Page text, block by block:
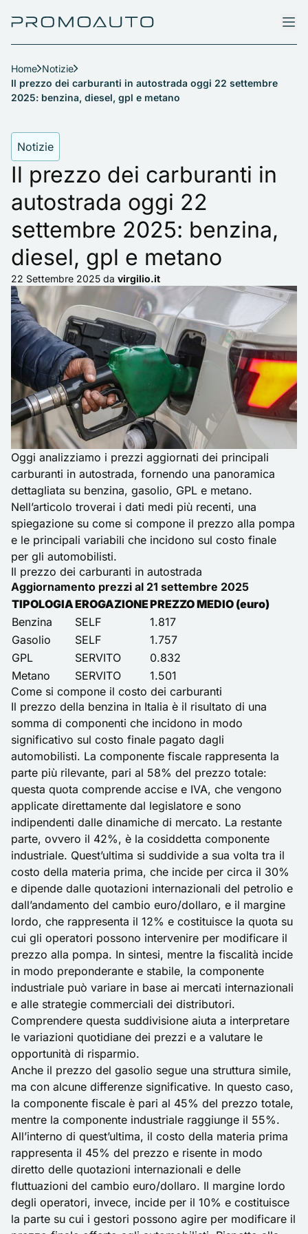
Home Notizie
Il prezzo dei carburanti in autostrada oggi 22 settembre
2025: benzina, diesel, gpl e metano
Notizie
Il prezzo dei carburanti in
autostrada oggi 22
settembre 2025: benzina,
diesel, gpl e metano
22 Settembre 2025 da virgilio.it
Oggi analizziamo i prezzi aggiornati dei principali
carburanti in autostrada, fornendo una panoramica
dettagliata su benzina, gasolio, GPL e metano.
Nell’articolo troverai i dati medi più recenti, una
spiegazione su come si compone il prezzo alla pompa
e le principali variabili che incidono sul costo finale
per gli automobilisti.
Il prezzo dei carburanti in autostrada
Aggiornamento prezzi al 21 settembre 2025
TIPOLOGIAEROGAZIONEPREZZO MEDIO (euro)
Benzina
SELF
1.817
Gasolio
SELF
1.757
GPL
SERVITO
0.832
Metano
SERVITO
1.501
Come si compone il costo dei carburanti
Il prezzo della benzina in Italia è il risultato di una
somma di componenti che incidono in modo
significativo sul costo finale pagato dagli
automobilisti. La componente fiscale rappresenta la
parte più rilevante, pari al 58% del prezzo totale:
questa quota comprende accise e IVA, che vengono
applicate direttamente dal legislatore e sono
indipendenti dalle dinamiche di mercato. La restante
parte, ovvero il 42%, è la cosiddetta componente
industriale. Quest’ultima si suddivide a sua volta tra il
costo della materia prima, che incide per circa il 30%
e dipende dalle quotazioni internazionali del petrolio e
dall’andamento del cambio euro/dollaro, e il margine
lordo, che rappresenta il 12% e costituisce la quota su
cui gli operatori possono intervenire per modificare il
prezzo alla pompa. In sintesi, mentre la fiscalità incide
in modo preponderante e stabile, la componente
industriale può variare in base ai mercati internazionali
e alle strategie commerciali dei distributori.
Comprendere questa suddivisione aiuta a interpretare
le variazioni quotidiane dei prezzi e a valutare le
opportunità di risparmio.
Anche il prezzo del gasolio segue una struttura simile,
ma con alcune differenze significative. In questo caso,
la componente fiscale è pari al 45% del prezzo totale,
mentre la componente industriale raggiunge il 55%.
All’interno di quest’ultima, il costo della materia prima
rappresenta il 45% del prezzo e risente in modo
diretto delle quotazioni internazionali e delle
fluttuazioni del cambio euro/dollaro. Il margine lordo
degli operatori, invece, incide per il 10% e costituisce
la parte su cui i gestori possono agire per modificare il